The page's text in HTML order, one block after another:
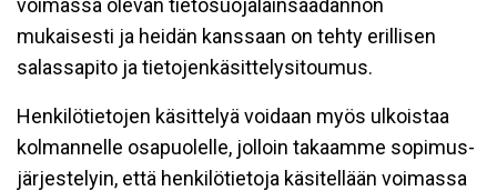
voimassa olevan tietosuojalainsäädännön
mukaisesti ja heidän kanssaan on tehty erillisen
salassapito ja tietojenkäsittelysitoumus.
Henkilötietojen käsittelyä voidaan myös ulkoistaa
kolmannelle osapuolelle, jolloin takaamme sopimus-
järjestelyin, että henkilötietoja käsitellään voimassa